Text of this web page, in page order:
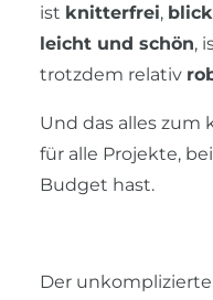
ist knitterfrei,
leicht und schön,
trotzdem relativ
Und das alles zum
für alle Projekte,
Budget hast.
Der